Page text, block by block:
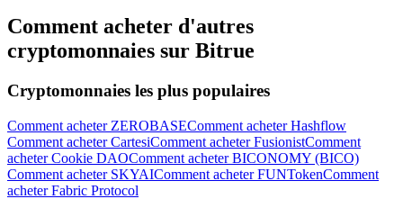
Comment acheter d'autres
cryptomonnaies sur Bitrue
Cryptomonnaies les plus populaires
Comment acheter ZEROBASEComment acheter Hashflow
Comment acheter CartesiComment acheter FusionistComment
acheter Cookie DAOComment acheter BICONOMY (BICO)
Comment acheter SKYAIComment acheter FUNTokenComment
acheter Fabric Protocol